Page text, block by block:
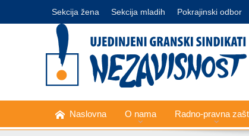
Sekcija žena Sekcija mladih Pokrajinski odbor
Naslovna O nama Radno-pravna